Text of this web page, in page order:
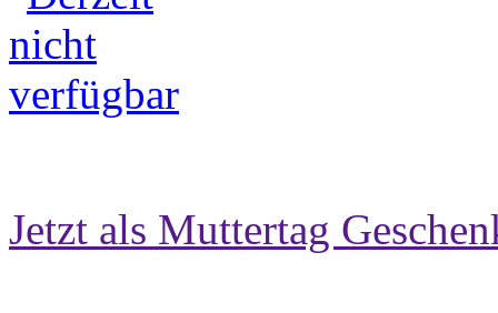
Jetzt als Muttertag